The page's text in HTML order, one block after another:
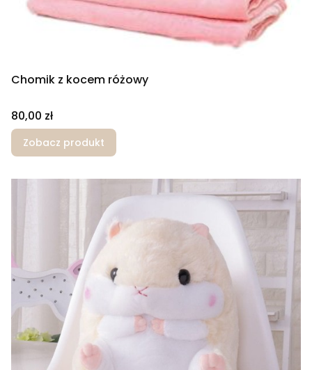
Chomik z kocem różowy
Cena
80,00 zł
Zobacz produkt